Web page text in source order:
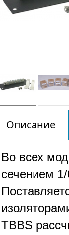
Описание
Во всех
сечением
TBBS